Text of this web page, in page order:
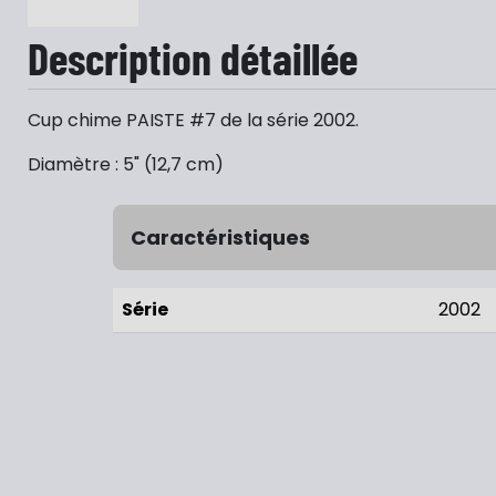
Description détaillée
Cup chime PAISTE #7 de la série 2002.
Diamètre : 5" (12,7 cm)
Caractéristiques
Série 2002